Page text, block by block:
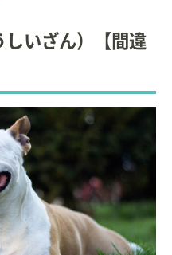
しいざん）【間違